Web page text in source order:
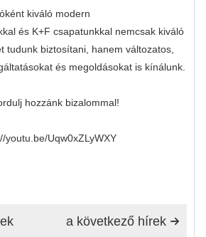
kiváló modern
és K+F csapatunkkal nemcsak kiváló
tudunk biztosítani, hanem változatos,
és megoldásokat is kínálunk.
hozzánk bizalommal!
youtu.be/Uqw0xZLyWXY

a következő hírek